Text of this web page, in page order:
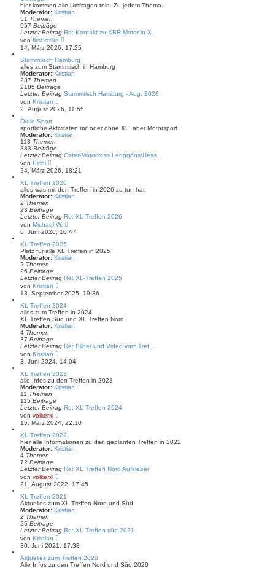
a
g
s
t
B
i
t
r
a
g
hier kommen alle Umfragen rein. Zu jedem Thema.
Moderator: Kristian
51 Themen
957 Beiträge
Letzter Beitrag Re: Kontakt zu XBR Motor in X…
von first.strike
e
u
e
s
t
B
t
a
g
14. März 2026, 17:25
Stammtisch Hamburg
alles zum Stammtisch in Hamburg
Moderator: Kristian
237 Themen
2185 Beiträge
Letzter Beitrag Stammtisch Hamburg - Aug. 2026
von Kristian
e
u
s
t
B
e
i
t
r
a
g
2. August 2026, 11:55
Oldie-Sport
sportliche Aktivitäten mit oder ohne XL, aber Motorsport
Moderator: Kristian
113 Themen
883 Beiträge
Letzter Beitrag Oster-Motocross Langgöns/Hess…
von Eichi
e
u
e
s
t
r
B
e
i
t
r
a
g
24. März 2026, 18:21
XL Treffen 2026
alles was mit den Treffen in 2026 zu tun hat
Moderator: Kristian
2 Themen
23 Beiträge
Letzter Beitrag Re: XL-Treffen-2026
von Michael W.
e
u
s
t
B
t
a
g
6. Juni 2026, 10:47
XL Treffen 2025
Platz für alle XL Treffen in 2025
Moderator: Kristian
2 Themen
26 Beiträge
Letzter Beitrag Re: XL-Treffen 2025
von Kristian
u
e
s
t
e
e
i
r
a
g
13. September 2025, 19:36
XL Treffen 2024
alles zum Treffen in 2024
XL Treffen Süd und XL Treffen Nord
Moderator: Kristian
4 Themen
37 Beiträge
Letzter Beitrag Re: Bilder und Video vom Tref…
von Kristian
e
u
e
s
t
B
e
t
r
a
g
3. Juni 2024, 14:04
XL Treffen 2023
alle Infos zu den Treffen in 2023
Moderator: Kristian
11 Themen
115 Beiträge
Letzter Beitrag Re: XL Treffen 2024
von volkerxl
e
u
e
s
t
B
e
i
t
r
a
g
15. März 2024, 22:10
XL Treffen 2022
hier alle Informationen zu den geplanten Treffen in 2022
Moderator: Kristian
4 Themen
72 Beiträge
Letzter Beitrag Re: XL Treffen Nord Aufkleber
von volkerxl
e
u
e
s
t
B
e
t
r
a
21. August 2022, 17:45
XL Treffen 2021
Aktuelles zum XL Treffen Nord und Süd
Moderator: Kristian
2 Themen
25 Beiträge
Letzter Beitrag Re: XL Treffen süd 2021
von Kristian
u
e
s
30. Juni 2021, 17:38
Aktuelles zum Treffen 2020
Alle Infos zu den Treffen Nord und Süd 2020